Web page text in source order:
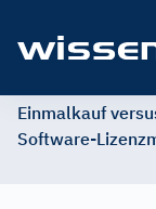
Einmalkauf
Software-